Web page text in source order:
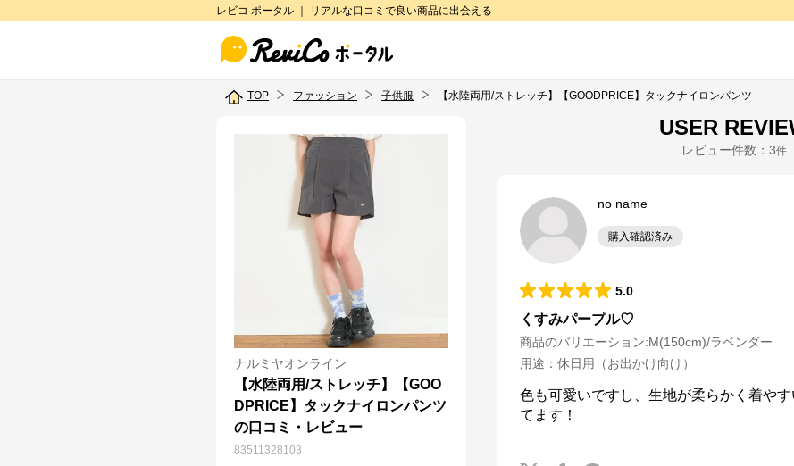
レビコ ポータル ｜ リアルな口コミで良い商品に出会える
TOP ファッション 子供服 【水陸両用/ストレッチ】【GOODPRICE】タックナイロンパンツ
ナルミヤオンライン
【水陸両用/ストレッチ】【GOO
DPRICE】タックナイロンパンツ
の口コミ・レビュー
83511328103
USER
レビュー件数： 3件
no name
購入確認済み
5.0
くすみパープル♡
商品のバリエーション:M(150cm)/ラベンダー
用途 ： 休日用（お出かけ向け）
色も可愛いですし、生地が柔らかく着や
てます！